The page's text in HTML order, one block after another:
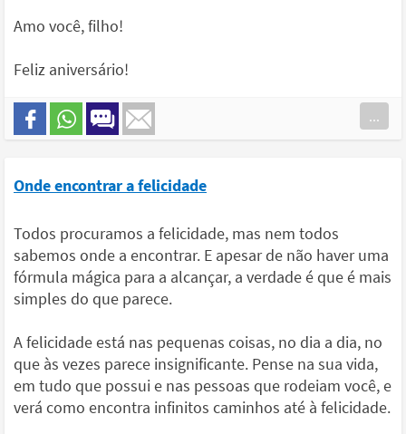
Amo você, filho!
Feliz aniversário!
...
Onde encontrar a felicidade
Todos procuramos a felicidade, mas nem todos
sabemos onde a encontrar. E apesar de não haver uma
fórmula mágica para a alcançar, a verdade é que é mais
simples do que parece.
A felicidade está nas pequenas coisas, no dia a dia, no
que às vezes parece insignificante. Pense na sua vida,
em tudo que possui e nas pessoas que rodeiam você, e
verá como encontra infinitos caminhos até à felicidade.